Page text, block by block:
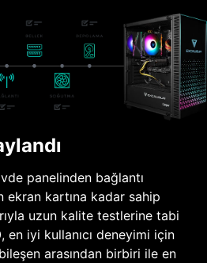
panelinden bağlantı
ekran kartına kadar sahip
uzun kalite testlerine tabi
iyi kullanıcı deneyimi için
arasından birbiri ile en